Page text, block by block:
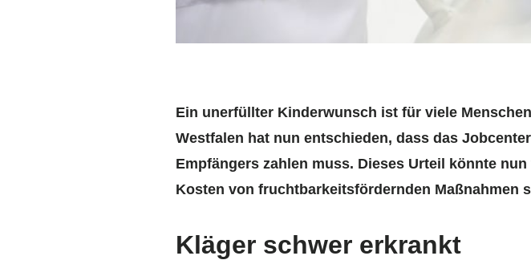
Ein unerfüllter Kinderwunsch ist für viele
Westfalen hat nun entschieden, dass das
Empfängers zahlen muss. Dieses Urteil könnte
Kosten von fruchtbarkeitsfördernden Maßnahmen
Kläger schwer erkrankt